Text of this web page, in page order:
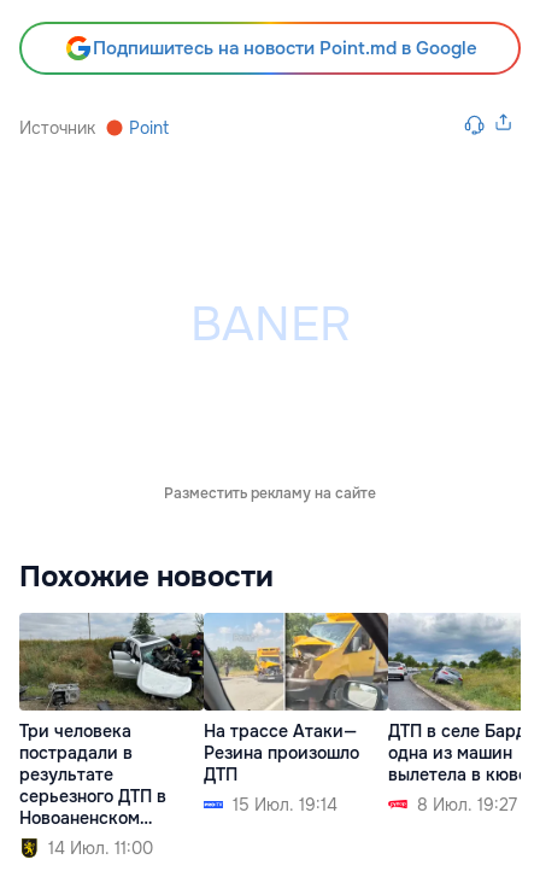
Подпишитесь на новости Point.md в Google
Источник Point
Разместить рекламу на сайте
Похожие новости
Три человека
пострадали в
результате
серьезного ДТП в
Новоаненском
районе14 Июл. 11:00
На трассе Атаки—
Резина произошло
ДТП
15 Июл. 19:14
ДТП в селе
одна из машин
вылетела в кювет
8 Июл. 19:27